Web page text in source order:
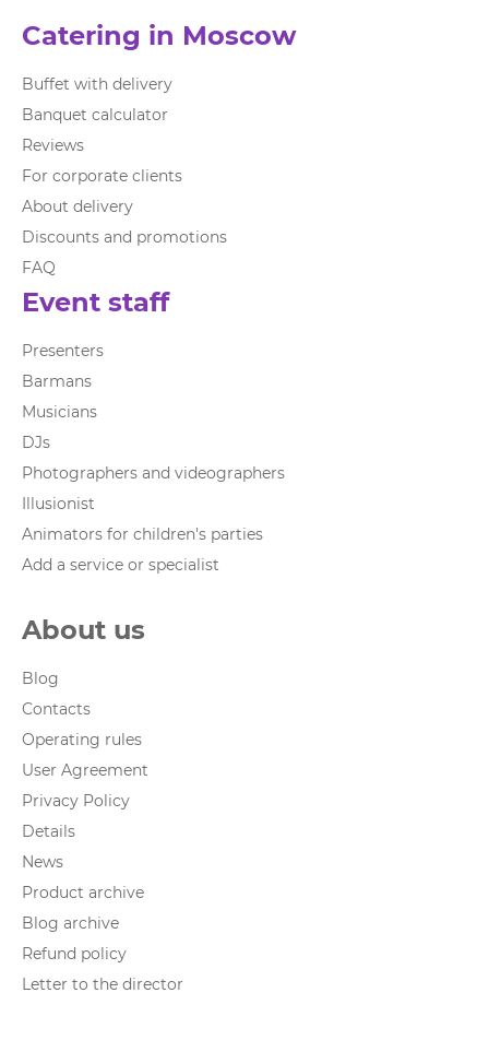
Catering in Moscow
Buffet with delivery
Banquet calculator
Reviews
For corporate clients
About delivery
Discounts and promotions
FAQ
Event staff
Presenters
Barmans
Musicians
DJs
Photographers and videographers
Illusionist
Animators for children's parties
Add a service or specialist
About us
Blog
Contacts
Operating rules
User Agreement
Privacy Policy
Details
News
Product archive
Blog archive
Refund policy
Letter to the director